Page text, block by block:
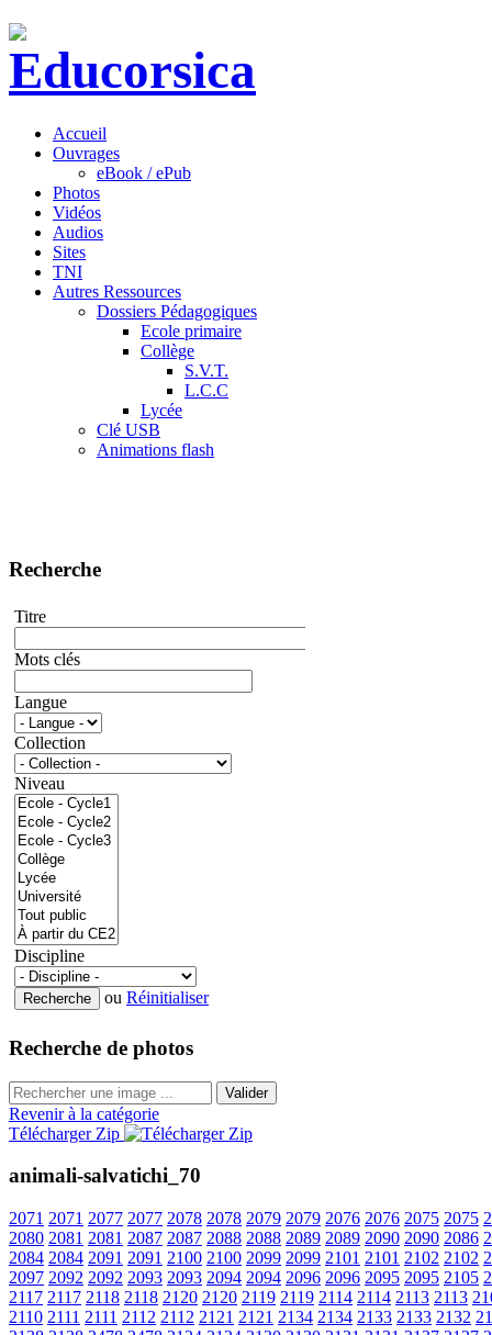
Accueil
Ouvrages
eBook / ePub
Photos
Vidéos
Audios
Sites
TNI
Autres Ressources
Dossiers Pédagogiques
Ecole primaire
Collège
S.V.T.
L.C.C
Lycée
Clé USB
Animations flash
Recherche
Titre
Mots clés
Langue
Collection
Niveau
Discipline
ou Réinitialiser
Recherche de photos
Valider
Revenir à la catégorie
Télécharger Zip
animali-salvatichi_70
2071 2071 2077 2077 2078 2078 2079 2079 2076 2076 2075 2075
2080 2081 2081 2087 2087 2088 2088 2089 2089 2090 2090 2086
2084 2084 2091 2091 2100 2100 2099 2099 2101 2101 2102 2102
2097 2092 2092 2093 2093 2094 2094 2096 2096 2095 2095 2105
2117 2117 2118 2118 2120 2120 2119 2119 2114 2114 2113 2113
2110 2111 2111 2112 2112 2121 2121 2134 2134 2133 2133 2132